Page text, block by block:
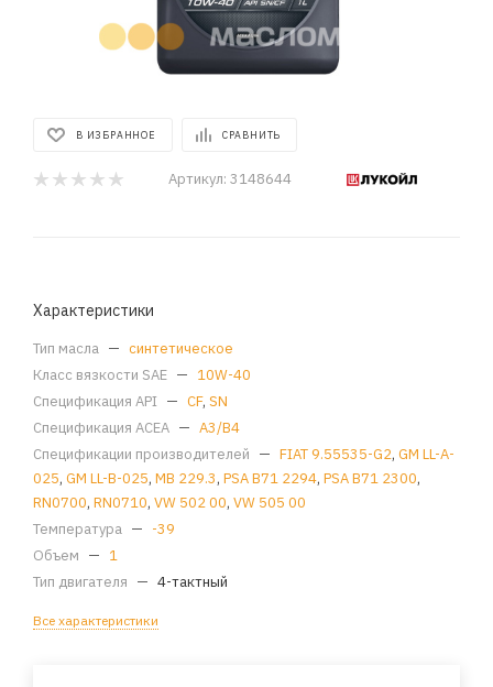
В ИЗБРАННОЕ СРАВНИТЬ
Артикул: 3148644
Характеристики
Тип масла — синтетическое
Класс вязкости SAE — 10W-40
Спецификация API — CF, SN
Спецификация ACEA — A3/B4
Спецификации производителей — FIAT 9.55535-G2, GM LL-A-
025, GM LL-B-025, MB 229.3, PSA B71 2294, PSA B71 2300,
RN0700, RN0710, VW 502 00, VW 505 00
Температура — -39
Объем — 1
Тип двигателя — 4-тактный
Все характеристики